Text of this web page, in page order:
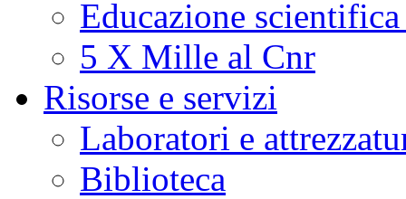
Educazione
5 X Mille al Cnr
Risorse e servizi
Laboratori e
Biblioteca